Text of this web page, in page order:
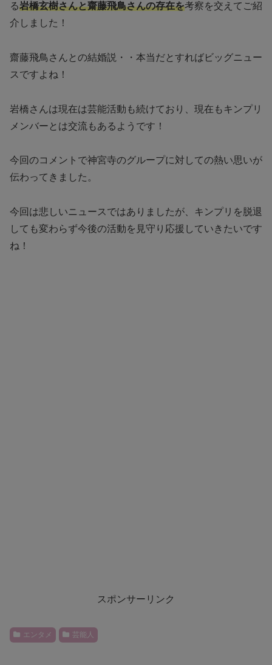
る岩橋玄樹さんと齋藤飛鳥さんの存在を考察を交えてご紹
介しました！
齋藤飛鳥さんとの結婚説・・本当だとすればビッグニュー
スですよね！
岩橋さんは現在は芸能活動も続けており、現在もキンプリ
メンバーとは交流もあるようです！
今回のコメントで神宮寺のグループに対しての熱い思いが
伝わってきました。
今回は悲しいニュースではありましたが、キンプリを脱退
しても変わらず今後の活動を見守り応援していきたいです
ね！
スポンサーリンク
エンタメ 芸能人